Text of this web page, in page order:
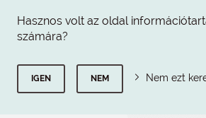
Hasznos volt az oldal
számára?
IGEN NEM Nem ezt